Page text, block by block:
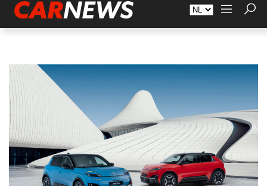
Adverteren Over Carnews.nl Contact